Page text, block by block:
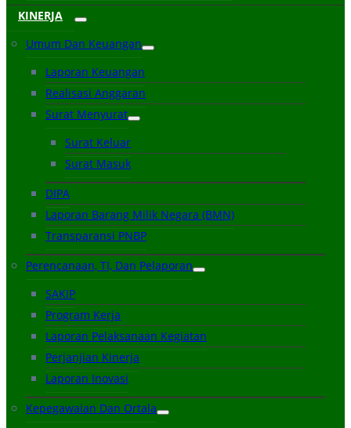
KINERJA
Umum Dan Keuangan
Laporan Keuangan
Realisasi Anggaran
Surat Menyurat
Surat Keluar
Surat Masuk
DIPA
Laporan Barang Milik Negara (BMN)
Transparansi PNBP
Perencanaan, TI, Dan Pelaporan
SAKIP
Program Kerja
Laporan Pelaksanaan Kegiatan
Perjanjian Kinerja
Laporan Inovasi
Kepegawaian Dan Ortala